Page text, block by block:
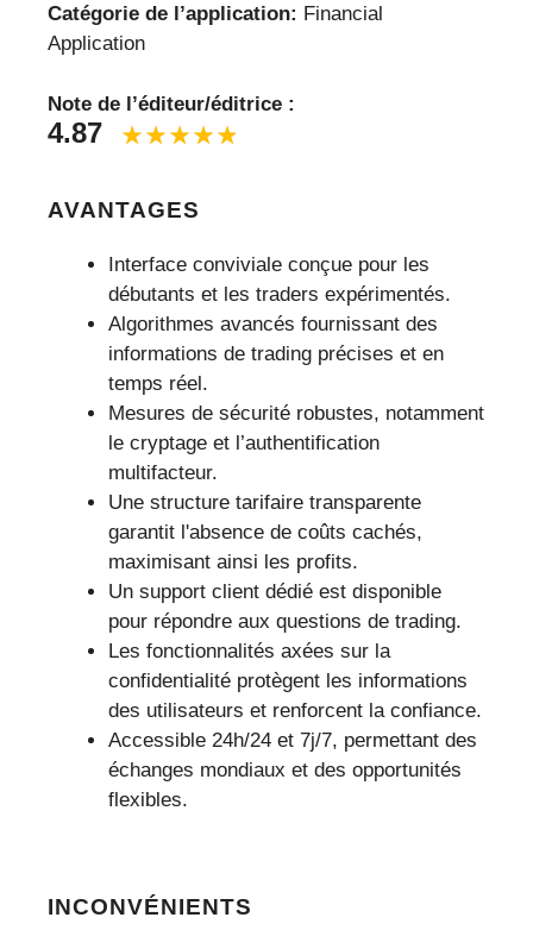
Catégorie de l’application: Financial
Application
Note de l’éditeur/éditrice :
4.87
AVANTAGES
Interface conviviale conçue pour les
débutants et les traders expérimentés.
Algorithmes avancés fournissant des
informations de trading précises et en
temps réel.
Mesures de sécurité robustes, notamment
le cryptage et l’authentification
multifacteur.
Une structure tarifaire transparente
garantit l'absence de coûts cachés,
maximisant ainsi les profits.
Un support client dédié est disponible
pour répondre aux questions de trading.
Les fonctionnalités axées sur la
confidentialité protègent les informations
des utilisateurs et renforcent la confiance.
Accessible 24h/24 et 7j/7, permettant des
échanges mondiaux et des opportunités
flexibles.
INCONVÉNIENTS